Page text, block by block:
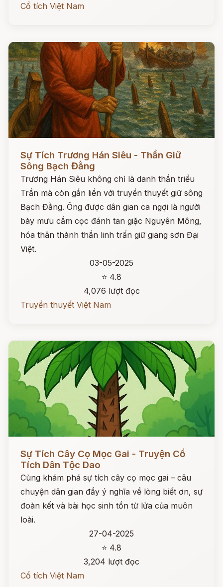
Cổ tích Việt Nam
Sự Tích Trương Hán Siêu - Thần Giữ
Sông Bạch Đằng
Trương Hán Siêu không chỉ là danh thần triều
Trần mà còn gắn liền với truyền thuyết giữ sông
Bạch Đằng. Ông được dân gian ca ngợi là người
bày mưu cắm cọc đánh tan giặc Nguyên Mông,
hóa thân thành thần linh trấn giữ giang sơn Đại
Việt.
03-05-2025
⭐ 4.8
4,076 lượt đọc
Truyền thuyết Việt Nam
Sự Tích Cây Cọ Mọc Gai - Truyện Cổ
Tích Dân Tộc Dao
Cùng khám phá sự tích cây cọ mọc gai – câu
chuyện dân gian đầy ý nghĩa về lòng biết ơn, sự
đoàn kết và bài học sinh tồn từ lửa của muôn
loài.
27-04-2025
⭐ 4.8
3,204 lượt đọc
Cổ tích Việt Nam